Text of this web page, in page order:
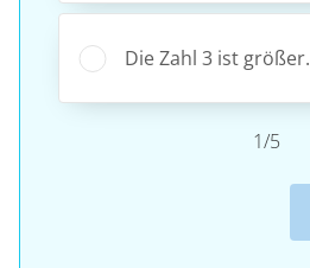
Die Zahl 3 ist größer.
1/5